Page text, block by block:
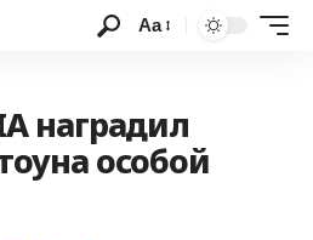
Аа
наградил
особой